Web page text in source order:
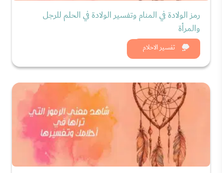
تفسير الاحلام
رمز الولادة في المنام وتفسير الولادة في الحلم للرجل
والمرأة
شاهد الان